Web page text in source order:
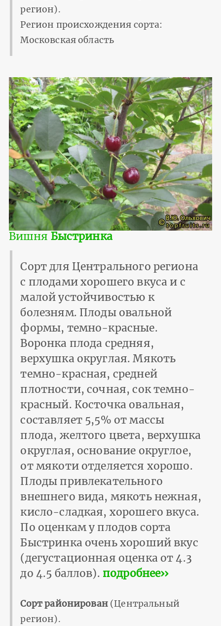
регион).
Регион происхождения сорта:
Московская область
Вишня Быстринка
Сорт для Центрального региона
с плодами хорошего вкуса и с
малой устойчивостью к
болезням. Плоды овальной
формы, темно-красные.
Воронка плода средняя,
верхушка округлая. Мякоть
темно-красная, средней
плотности, сочная, сок темно-
красный. Косточка овальная,
составляет 5,5% от массы
плода, желтого цвета, верхушка
округлая, основание округлое,
от мякоти отделяется хорошо.
Плоды привлекательного
внешнего вида, мякоть нежная,
кисло-сладкая, хорошего вкуса.
По оценкам у плодов сорта
Быстринка очень хороший вкус
(дегустационная оценка от 4.3
до 4.5 баллов). подробнее››
Сорт районирован(Центральный
регион).